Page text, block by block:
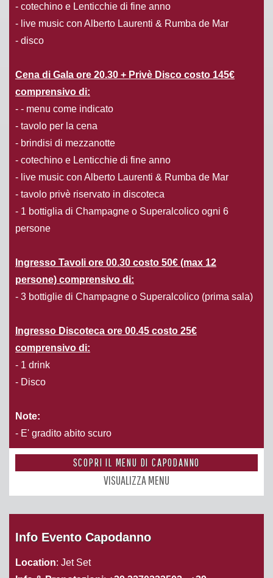
- cotechino e Lenticchie di fine anno
- live music con Alberto Laurenti & Rumba de Mar
- disco
Cena di Gala ore 20.30 + Privè Disco costo 145€
comprensivo di:
- - menu come indicato
- tavolo per la cena
- brindisi di mezzanotte
- cotechino e Lenticchie di fine anno
- live music con Alberto Laurenti & Rumba de Mar
- tavolo privè riservato in discoteca
- 1 bottiglia di Champagne o Superalcolico ogni 6
persone
Ingresso Tavoli ore 00.30 costo 50€ (max 12
persone) comprensivo di:
- 3 bottiglie di Champagne o Superalcolico (prima sala)
Ingresso Discoteca ore 00.45 costo 25€
comprensivo di:
- 1 drink
- Disco
Note:
- E' gradito abito scuro
SCOPRI IL MENU DI CAPODANNO
VISUALIZZA MENU
Info Evento Capodanno
Location: Jet Set